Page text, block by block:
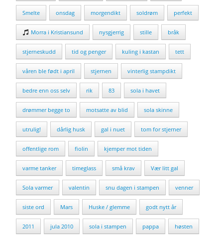
Smelte onsdag morgendikt soldrøm perfekt
Morra i Kristiansund nysgjerrig stille bråk
stjerneskudd tid og penger kuling i kastan tett
våren ble født i april stjernen vinterlig stampdikt
bedre enn oss selv rik 83 sola i havet
drømmer begge to motsatte av blid sola skinne
utrulig! dårlig husk gal i nuet tom for stjerner
offentlige rom fiolin kjemper mot tiden
varme tanker timeglass små krav Vær litt gal
Sola varmer valentin snu dagen i stampen venner
siste ord Mars Huske / glemme godt nytt år
2011 jula 2010 sola i stampen pappa høsten